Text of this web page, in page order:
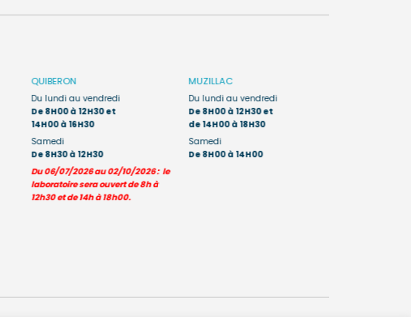
QUIBERON
Du lundi au vendredi
De 8H00 à 12H30 et
14H00 à 16H30
Samedi
De 8H30 à 12H30
Du 06/07/2026 au 02/10/2026 : le
laboratoire sera ouvert de 8h à
12h30 et de 14h à 18h00.
MUZILLAC
Du lundi au vendredi
De 8H00 à 12H30 et
de 14H00 à 18H30
Samedi
De 8H00 à 14H00